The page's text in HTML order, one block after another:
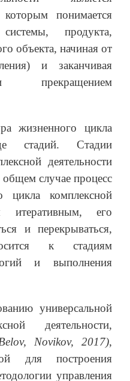
понимается
продукта,
объекта, начиная от
и заканчивая
прекращением
жизненного цикла
стадий. Стадии
деятельности
случае процесс
цикла комплексной
итеративным, его
и перекрываться,
к стадиям
и выполнения
универсальной
деятельности,
Novikov, 2017),
для построения
управления